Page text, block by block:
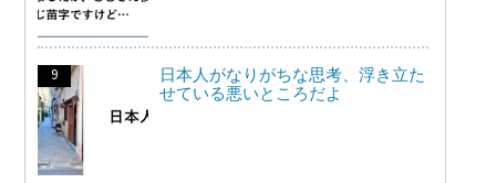
日本人がなりがちな思考、浮き立た
せている悪いところだよ